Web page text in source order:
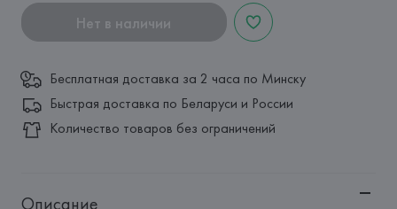
Нет в наличии
Бесплатная доставка за 2 часа по Минску
Быстрая доставка по Беларуси и России
Количество товаров без ограничений
Описание